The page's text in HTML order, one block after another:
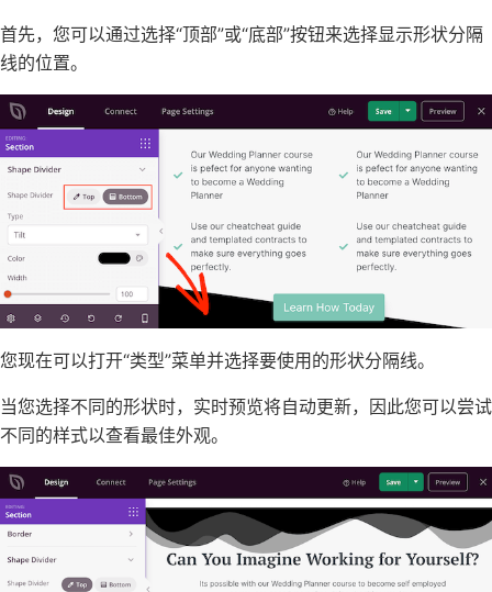
首先，您可以通过选择“顶部”或“底部”按钮来选择显示形状分隔
线的位置。
您现在可以打开“类型”菜单并选择要使用的形状分隔线。
当您选择不同的形状时，实时预览将自动更新，因此您可以尝试
不同的样式以查看最佳外观。